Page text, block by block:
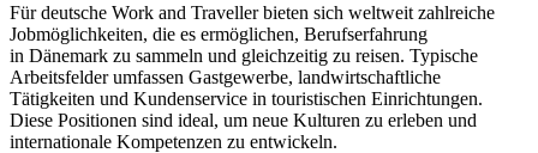
Für deutsche Work and Traveller bieten sich weltweit zahlreiche
Jobmöglichkeiten, die es ermöglichen, Berufserfahrung
in Dänemark zu sammeln und gleichzeitig zu reisen. Typische
Arbeitsfelder umfassen Gastgewerbe, landwirtschaftliche
Tätigkeiten und Kundenservice in touristischen Einrichtungen.
Diese Positionen sind ideal, um neue Kulturen zu erleben und
internationale Kompetenzen zu entwickeln.